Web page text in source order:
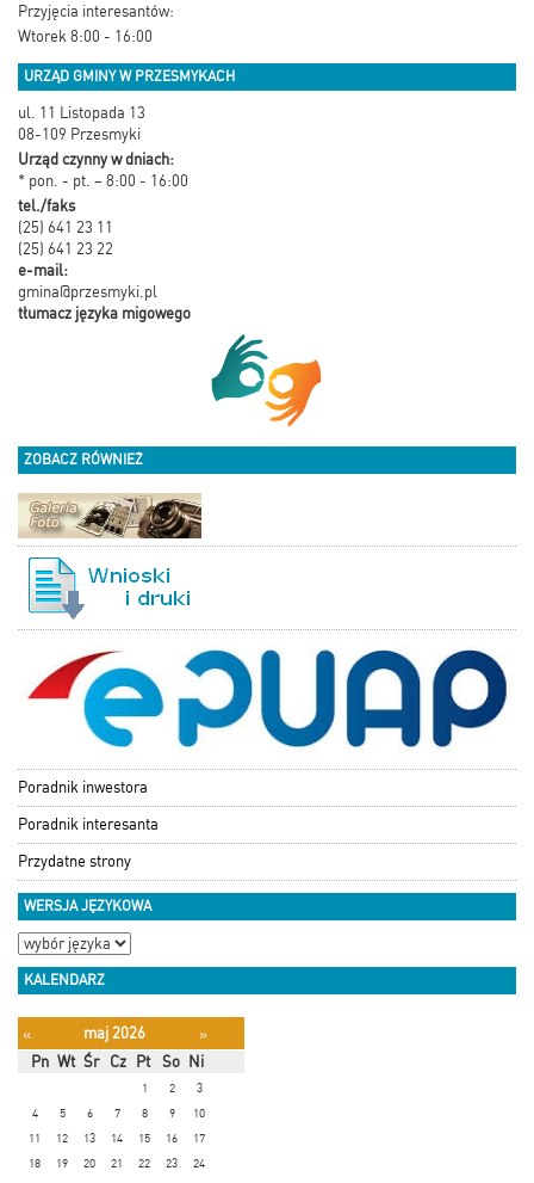
Przyjęcia interesantów:
Wtorek 8:00 - 16:00
URZĄD GMINY W PRZESMYKACH
ul. 11 Listopada 13
08-109 Przesmyki
Urząd czynny w dniach:
* pon. - pt. – 8:00 - 16:00
tel./faks
(25) 641 23 11
(25) 641 23 22
e-mail:
gmina@przesmyki.pl
tłumacz języka migowego
ZOBACZ RÓWNIEŻ
Poradnik inwestora
Poradnik interesanta
Przydatne strony
WERSJA JĘZYKOWA
KALENDARZ
« maj 2026
»
Pn Wt Śr Cz Pt So Ni
1 2
3
4
5 6 7 8 9
10
11
12 13 14 15 16
17
18
19 20 21 22 23
24